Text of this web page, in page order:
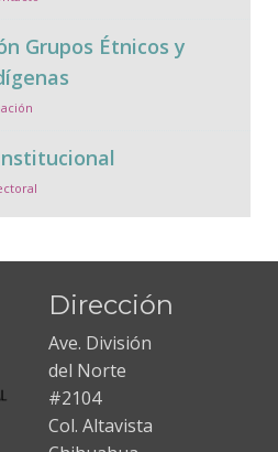
Grupos Étnicos y
Dirección
Ave. División
del Norte
#2104
Col. Altavista